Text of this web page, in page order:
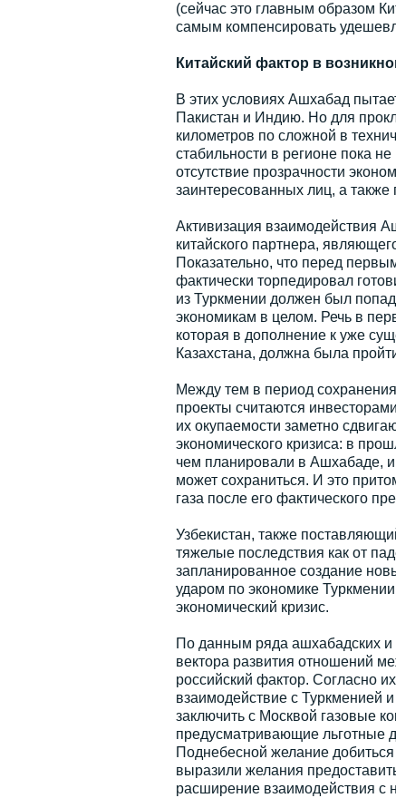
(сейчас это главным образом
самым компенсировать
Китайский фактор в
В этих условиях Ашхабад
Пакистан и Индию. Но для
километров по сложной в
стабильности в регионе пока
отсутствие прозрачности
заинтересованных лиц, а
Активизация взаимодействия
китайского партнера,
Показательно, что перед
фактически торпедировал
из Туркмении должен был
экономикам в целом. Речь в
которая в дополнение к уже
Казахстана, должна была
Между тем в период
проекты считаются
их окупаемости заметно
экономического кризиса: в
чем планировали в Ашхабаде, и
может сохраниться. И это
газа после его фактического
Узбекистан, также
тяжелые последствия как от
запланированное создание
ударом по экономике
экономический кризис.
По данным ряда ашхабадских и
вектора развития отношений
российский фактор. Согласно
взаимодействие с Туркменией
заключить с Москвой газовые
предусматривающие льготные
Поднебесной желание
выразили желания
расширение взаимодействия с